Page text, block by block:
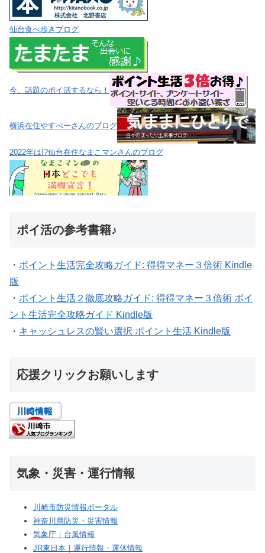
仙台食べ歩きブログ
今、話題のポイ活するなら！
横浜在住やすべーさんのブログ
2022年は!?仙台在住なまこマンさんのブログ
ポイ活の参考書籍♪
・ ポイント生活完全攻略ガイド: 得得マネー３倍術 Kindle
版
・ ポイント生活２徹底攻略ガイド: 得得マネー３倍術 ポイ
ント生活完全攻略ガイド Kindle版
・ キャッシュレスの賢い選択 ポイント生活 Kindle版
応援クリックお願いします
気象・災害・運行情報
川崎市防災情報ポータル
神奈川県防災・災害情報
気象庁｜台風情報
JR東日本｜運行情報・運休情報